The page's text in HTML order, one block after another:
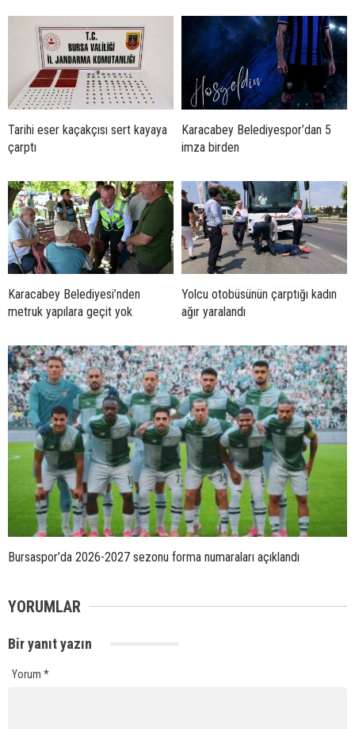
Tarihi eser kaçakçısı sert kayaya
çarptı
Karacabey Belediyespor’dan 5
imza birden
Karacabey Belediyesi’nden
metruk yapılara geçit yok
Yolcu otobüsünün çarptığı kadın
ağır yaralandı
Bursaspor’da 2026-2027 sezonu forma numaraları açıklandı
YORUMLAR
Bir yanıt yazın
Yorum *